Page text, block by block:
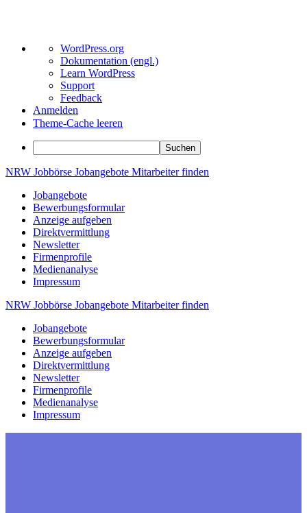
Über
WordPress
WordPress.org
Dokumentation (engl.)
Learn WordPress
Support
Feedback
Anmelden
Theme-Cache leeren
Suchen
Zum
springen
NRW Jobbörse Jobangebote Mitarbeiterfinden
Jobangebote
Bewerbungsformular
Anzeige aufgeben
Direktvermittlung
Newsletter
Firmenprofile
Medienanalyse
Impressum
NRW Jobbörse Jobangebote Mitarbeiterfinden
Jobangebote
Bewerbungsformular
Anzeige aufgeben
Direktvermittlung
Newsletter
Firmenprofile
Medienanalyse
Impressum